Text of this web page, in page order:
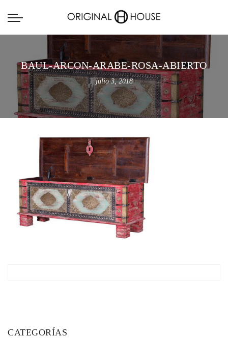
BAUL-ARCON-ARABE-ROSA-ABIERTO
julio 3, 2018
CATEGORÍAS